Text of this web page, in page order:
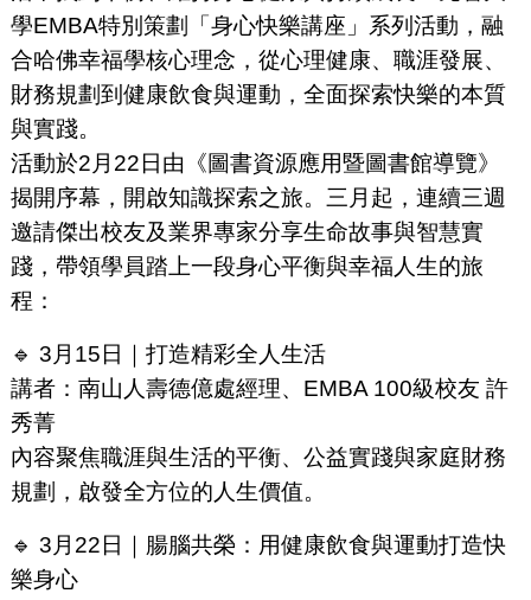
學EMBA特別策劃「身心快樂講座」系列活動，融
合哈佛幸福學核心理念，從心理健康、職涯發展、
財務規劃到健康飲食與運動，全面探索快樂的本質
與實踐。
活動於2月22日由《圖書資源應用暨圖書館導覽》
揭開序幕，開啟知識探索之旅。三月起，連續三週
邀請傑出校友及業界專家分享生命故事與智慧實
踐，帶領學員踏上一段身心平衡與幸福人生的旅
程：
🔹 3月15日｜打造精彩全人生活
講者：南山人壽德億處經理、EMBA 100級校友 許
秀菁
內容聚焦職涯與生活的平衡、公益實踐與家庭財務
規劃，啟發全方位的人生價值。
🔹 3月22日｜腸腦共榮：用健康飲食與運動打造快
樂身心